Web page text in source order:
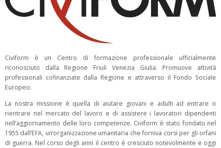
Civiform è un Centro di formazione professionale ufficialmente
riconosciuto dalla Regione Friuli Venezia Giulia. Promuove attività
professionali cofinanziate dalla Regione e attraverso il Fondo Sociale
Europeo.
La nostra missione è quella di aiutare giovani e adulti ad entrare o
rientrare nel mercato del lavoro e di assistere i lavoratori dipendenti
nell’aggiornamento delle loro competenze. Civiform è stato fondato nel
1955 dall’EFA, un’organizzazione umanitaria che forniva corsi per gli orfani
di guerra. Nel corso degli anni il centro è cresciuto notevolmente e oggi